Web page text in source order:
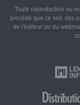
Toute reproduction ou
procédé que ce soit, des
de l'éditeur ou du